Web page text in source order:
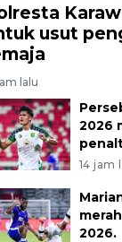
usut
lalu
2026
14 jam
2026.